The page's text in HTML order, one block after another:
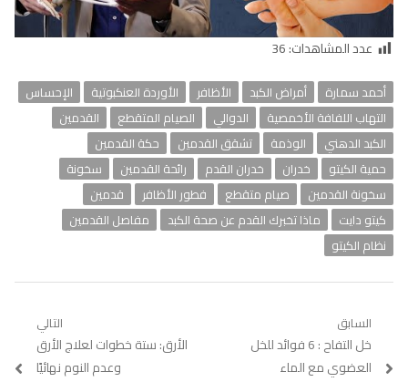
عدد المشاهدات:36
أحمد سمارة أمراض الكبد الأظافر الأوردة العنكبوتية
الإحساس
التهاب اللفافة الأخمصية
الدوالي الصيام المتقطع
القدمين
الكبد الدهني
الوذمة تشقق القدمين
حكة القدمين
حمية الكيتو
خدران خدران القدم رائحة القدمين
سخونة
سخونة القدمين
صيام متقطع فطور الأظافر
قدمين
كيتو دايت
ماذا تخبرك القدم عن صحة الكبد
مفاصل القدمين
نظام الكيتو
تصفّح
المقالات
السابق
Previous
post:
خل التفاح : 6 فوائد للخل
العضوي مع الماء
التالي
Next
الأرق: ستة خطوات لعلاج الأرق
وعدم النوم نهائيًا